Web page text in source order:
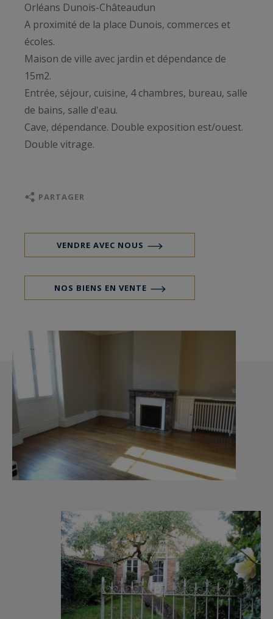
Orléans Dunois-Châteaudun
A proximité de la place Dunois, commerces et
écoles.
Maison de ville avec jardin et dépendance de
15m2.
Entrée, séjour, cuisine, 4 chambres, bureau, salle
de bains, salle d'eau.
Cave, dépendance. Double exposition est/ouest.
Double vitrage.
PARTAGER
VENDRE AVEC NOUS
NOS BIENS EN VENTE